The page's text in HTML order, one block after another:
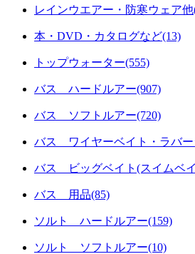
レインウエアー・防寒ウェア他
本・DVD・カタログなど(13)
トップウォーター(555)
バス ハードルアー(907)
バス ソフトルアー(720)
バス ワイヤーベイト・ラバー
バス ビッグベイト(スイムベ
バス 用品(85)
ソルト ハードルアー(159)
ソルト ソフトルアー(10)